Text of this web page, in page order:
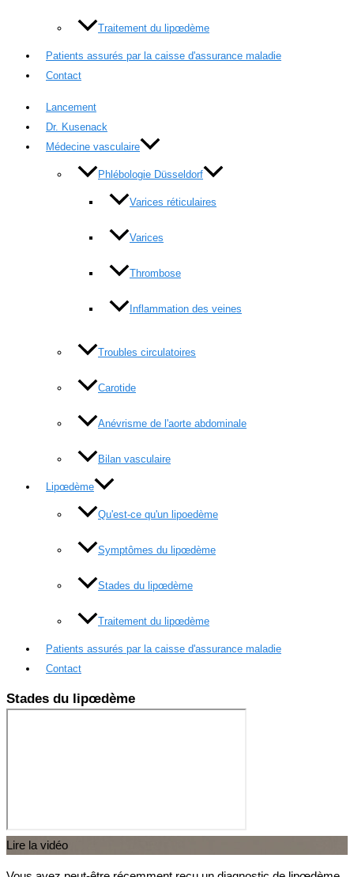
Traitement du lipœdème
Patients assurés par la caisse d'assurance maladie
Contact
Lancement
Dr. Kusenack
Médecine vasculaire
Phlébologie Düsseldorf
Varices réticulaires
Varices
Thrombose
Inflammation des veines
Troubles circulatoires
Carotide
Anévrisme de l'aorte abdominale
Bilan vasculaire
Lipœdème
Qu'est-ce qu'un lipoedème
Symptômes du lipœdème
Stades du lipœdème
Traitement du lipœdème
Patients assurés par la caisse d'assurance maladie
Contact
Stades du lipœdème
Lire la vidéo